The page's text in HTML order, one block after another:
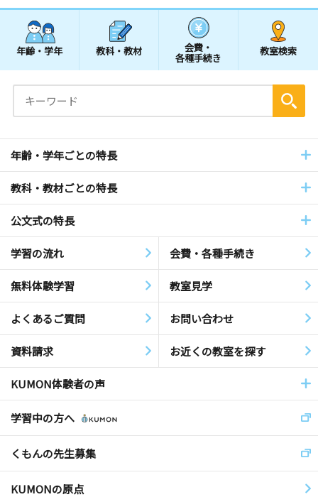
年齢・学年 教科・教材 会費・
各種手続き
教室検索
年齢・学年ごとの特長
教科・教材ごとの特長
公文式の特長
学習の流れ 会費・各種手続き
無料体験学習 教室見学
よくあるご質問 お問い合わせ
資料請求 お近くの教室を探す
KUMON体験者の声
学習中の方へ
くもんの先生募集
KUMONの原点